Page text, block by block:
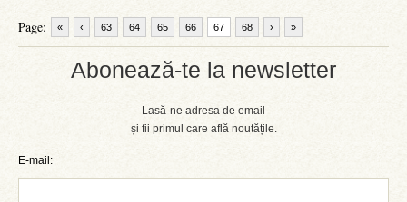
Abonează-te la newsletter
Lasă-ne adresa de email
și fii primul care află noutățile.
E-mail:
Page: « ‹ 63 64 65 66 67 68 › »